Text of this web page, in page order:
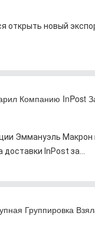
открыть новый
Компанию InPost
Эммануэль Макрон
доставки InPost за...
Группировка